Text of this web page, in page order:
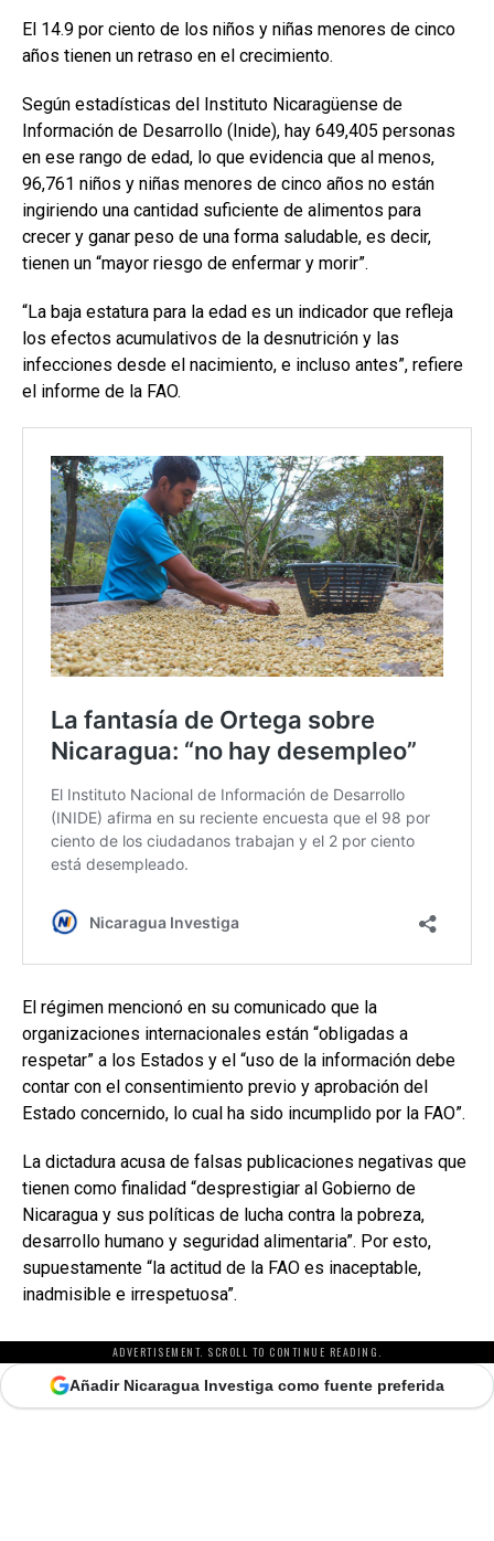
El 14.9 por ciento de los niños y niñas menores de cinco
años tienen un retraso en el crecimiento.
Según estadísticas del Instituto Nicaragüense de
Información de Desarrollo (Inide), hay 649,405 personas
en ese rango de edad, lo que evidencia que al menos,
96,761 niños y niñas menores de cinco años no están
ingiriendo una cantidad suficiente de alimentos para
crecer y ganar peso de una forma saludable, es decir,
tienen un “mayor riesgo de enfermar y morir”.
“La baja estatura para la edad es un indicador que refleja
los efectos acumulativos de la desnutrición y las
infecciones desde el nacimiento, e incluso antes”, refiere
el informe de la FAO.
El régimen mencionó en su comunicado que la
organizaciones internacionales están “obligadas a
respetar” a los Estados y el “uso de la información debe
contar con el consentimiento previo y aprobación del
Estado concernido, lo cual ha sido incumplido por la FAO”.
La dictadura acusa de falsas publicaciones negativas que
tienen como finalidad “desprestigiar al Gobierno de
Nicaragua y sus políticas de lucha contra la pobreza,
desarrollo humano y seguridad alimentaria”. Por esto,
supuestamente “la actitud de la FAO es inaceptable,
inadmisible e irrespetuosa”.
ADVERTISEMENT. SCROLL TO CONTINUE READING.
Añadir Nicaragua Investiga como fuente preferida